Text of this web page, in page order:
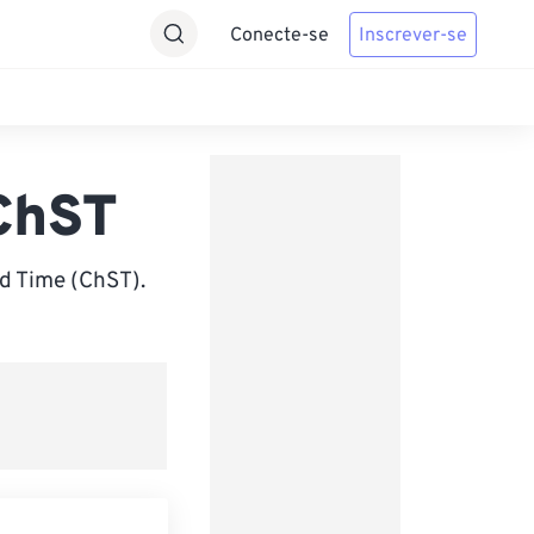
Conecte-se Inscrever-se
Time (ChST).